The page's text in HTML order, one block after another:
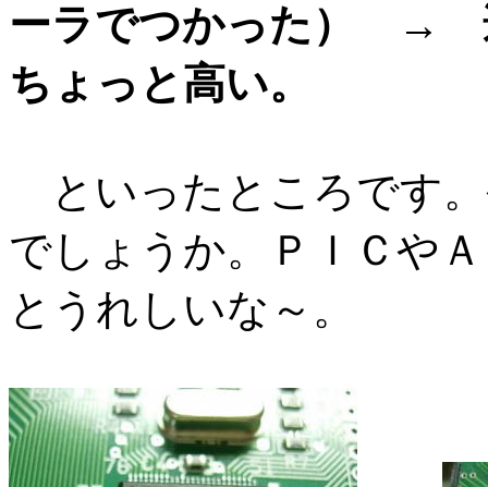
ーラでつかった） →
ちょっと高い。
といったところです
でしょうか。ＰＩＣや
とうれしいな～。